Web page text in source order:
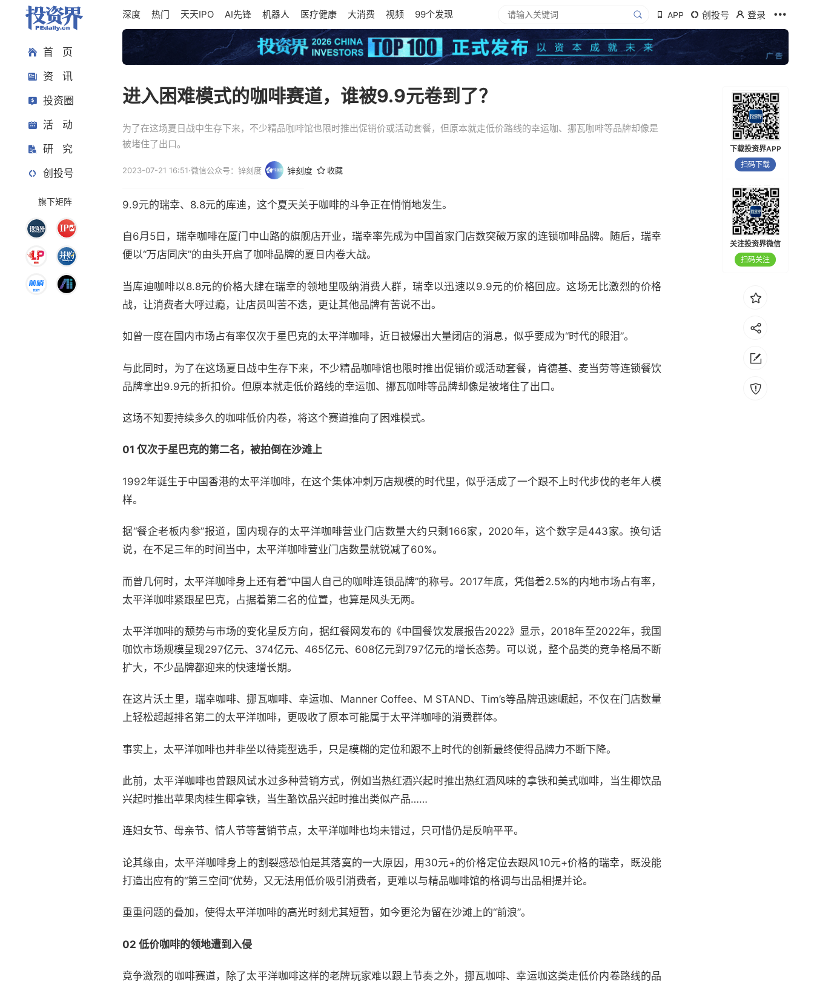
首 页
资 讯
投资圈
活 动
研 究
创投号
旗下矩阵
深度 热门 天天IPO AI先锋 机器人 医疗健康 大消费 视频 99个发现 APP 创投号 登录
进入困难模式的咖啡赛道，谁被9.9元卷到了？
为了在这场夏日战中生存下来，不少精品咖啡馆也限时推出促销价或活动套餐，但原本就走低价路线的幸运咖、挪瓦咖啡等品牌却像是
被堵住了出口。
2023-07-21 16:51·微信公众号：锌刻度 锌刻度 收藏
9.9元的瑞幸、8.8元的库迪，这个夏天关于咖啡的斗争正在悄悄地发生。
自6月5日，瑞幸咖啡在厦门中山路的旗舰店开业，瑞幸率先成为中国首家门店数突破万家的连锁咖啡品牌。随后，瑞幸
便以“万店同庆”的由头开启了咖啡品牌的夏日内卷大战。
当库迪咖啡以8.8元的价格大肆在瑞幸的领地里吸纳消费人群，瑞幸以迅速以9.9元的价格回应。这场无比激烈的价格
战，让消费者大呼过瘾，让店员叫苦不迭，更让其他品牌有苦说不出。
如曾一度在国内市场占有率仅次于星巴克的太平洋咖啡，近日被爆出大量闭店的消息，似乎要成为“时代的眼泪”。
与此同时，为了在这场夏日战中生存下来，不少精品咖啡馆也限时推出促销价或活动套餐，肯德基、麦当劳等连锁餐饮
品牌拿出9.9元的折扣价。但原本就走低价路线的幸运咖、挪瓦咖啡等品牌却像是被堵住了出口。
这场不知要持续多久的咖啡低价内卷，将这个赛道推向了困难模式。
01 仅次于星巴克的第二名，被拍倒在沙滩上
1992年诞生于中国香港的太平洋咖啡，在这个集体冲刺万店规模的时代里，似乎活成了一个跟不上时代步伐的老年人模
样。
据“餐企老板内参”报道，国内现存的太平洋咖啡营业门店数量大约只剩166家，2020年，这个数字是443家。换句话
说，在不足三年的时间当中，太平洋咖啡营业门店数量就锐减了60%。
而曾几何时，太平洋咖啡身上还有着“中国人自己的咖啡连锁品牌”的称号。2017年底，凭借着2.5%的内地市场占有率，
太平洋咖啡紧跟星巴克，占据着第二名的位置，也算是风头无两。
太平洋咖啡的颓势与市场的变化呈反方向，据红餐网发布的《中国餐饮发展报告2022》显示，2018年至2022年，我国
咖饮市场规模呈现297亿元、374亿元、465亿元、608亿元到797亿元的增长态势。可以说，整个品类的竞争格局不断
扩大，不少品牌都迎来的快速增长期。
在这片沃土里，瑞幸咖啡、挪瓦咖啡、幸运咖、Manner Coffee、M STAND、Tim’s等品牌迅速崛起，不仅在门店数量
上轻松超越排名第二的太平洋咖啡，更吸收了原本可能属于太平洋咖啡的消费群体。
事实上，太平洋咖啡也并非坐以待毙型选手，只是模糊的定位和跟不上时代的创新最终使得品牌力不断下降。
此前，太平洋咖啡也曾跟风试水过多种营销方式，例如当热红酒兴起时推出热红酒风味的拿铁和美式咖啡，当生椰饮品
兴起时推出苹果肉桂生椰拿铁，当生酪饮品兴起时推出类似产品……
连妇女节、母亲节、情人节等营销节点，太平洋咖啡也均未错过，只可惜仍是反响平平。
论其缘由，太平洋咖啡身上的割裂感恐怕是其落寞的一大原因，用30元+的价格定位去跟风10元+价格的瑞幸，既没能
打造出应有的“第三空间”优势，又无法用低价吸引消费者，更难以与精品咖啡馆的格调与出品相提并论。
重重问题的叠加，使得太平洋咖啡的高光时刻尤其短暂，如今更沦为留在沙滩上的“前浪”。
02 低价咖啡的领地遭到入侵
竞争激烈的咖啡赛道，除了太平洋咖啡这样的老牌玩家难以跟上节奏之外，挪瓦咖啡、幸运咖这类走低价内卷路线的品
下载投资界APP
扫码下载
关注投资界微信
扫码关注